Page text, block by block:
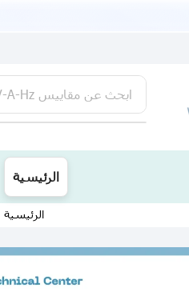
ابحث عن مقاييس V-A-Hz
يتوفر لدينا توصيل الى
الرئيسية
الرئيسية